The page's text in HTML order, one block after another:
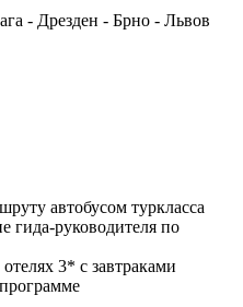
- Дрезден - Брно - Львов
автобусом туркласса
гида-руководителя по
3* с завтраками